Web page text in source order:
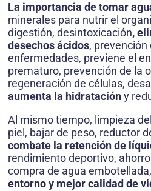
La importancia de tomar
minerales para nutrir el
digestión, desintoxicación,
desechos ácidos,
enfermedades, previene el
prematuro, prevención de la
regeneración de células,
aumenta la hidratacióny
Al mismo tiempo, limpieza
piel, bajar de peso, reductor
combate la retención de
rendimiento deportivo,
compra de agua embotellada,
entorno y mejor calidad de